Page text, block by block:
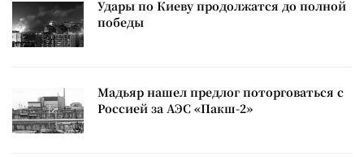
Удары по Киеву продолжатся до полной
победы
Мадьяр нашел предлог поторговаться с
Россией за АЭС «Пакш-2»